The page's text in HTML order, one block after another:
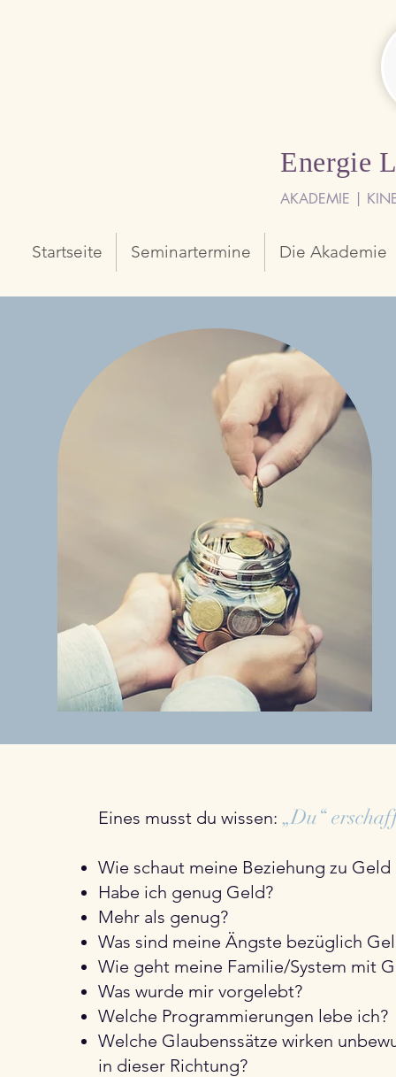
Energie
AKADEMIE |
Startseite Seminartermine Die Akademie
Eines musst du wissen: „Du“
Wie schaut meine Beziehung zu Geld
Habe ich genug Geld?
Mehr als genug?
Was sind meine Ängste bezüglich
Wie geht meine Familie/System mit
Was wurde mir vorgelebt?
Welche Programmierungen lebe ich?
Welche Glaubenssätze wirken
in dieser Richtung?